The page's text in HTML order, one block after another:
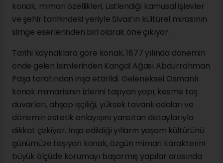
konak, mimari özellikleri, üstlendiği kamusal işlevler
ve şehir tarihindeki yeriyle Sivas’ın kültürel mirasının
simge eserlerinden biri olarak öne çıkıyor.
Tarihi kaynaklara göre konak, 1877 yılında dönemin
önde gelen isimlerinden Kangal Ağası Abdurrahman
Paşa tarafından inşa ettirildi. Geleneksel Osmanlı
konak mimarisinin izlerini taşıyan yapı; kesme taş
duvarları, ahşap işçiliği, yüksek tavanlı odaları ve
dönemin estetik anlayışını yansıtan detaylarıyla
dikkat çekiyor. İnşa edildiği yılların yaşam kültürünü
günümüze taşıyan konak, özgün mimari karakterini
büyük ölçüde korumayı başarmış yapılar arasında